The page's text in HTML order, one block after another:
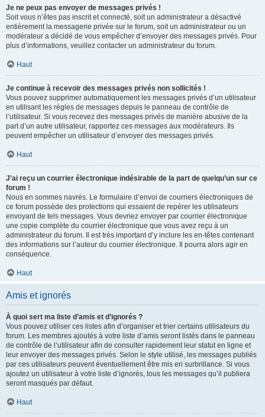
Je ne peux pas envoyer de messages privés !
Soit vous n’êtes pas inscrit et connecté, soit un administrateur a désactivé
entièrement la messagerie privée sur le forum, soit un administrateur ou un
modérateur a décidé de vous empêcher d’envoyer des messages privés. Pour
plus d’informations, veuillez contacter un administrateur du forum.
Haut
Je continue à recevoir des messages privés non sollicités !
Vous pouvez supprimer automatiquement les messages privés d’un utilisateur
en utilisant les règles de messages depuis le panneau de contrôle de
l’utilisateur. Si vous recevez des messages privés de manière abusive de la
part d’un autre utilisateur, rapportez ces messages aux modérateurs. Ils
peuvent empêcher un utilisateur d’envoyer des messages privés.
Haut
J’ai reçu un courrier électronique indésirable de la part de quelqu’un sur ce
forum !
Nous en sommes navrés. Le formulaire d’envoi de courriers électroniques de
ce forum possède des protections qui essaient de repérer les utilisateurs
envoyant de tels messages. Vous devriez envoyer par courrier électronique
une copie complète du courrier électronique que vous avez reçu à un
administrateur du forum. Il est très important d’y inclure les en-têtes contenant
des informations sur l’auteur du courrier électronique. Il pourra alors agir en
conséquence.
Haut
Amis et ignorés
À quoi sert ma liste d’amis et d’ignorés ?
Vous pouvez utiliser ces listes afin d’organiser et trier certains utilisateurs du
forum. Les membres ajoutés à votre liste d’amis seront listés dans le panneau
de contrôle de l’utilisateur afin de consulter rapidement leur statut en ligne et
leur envoyer des messages privés. Selon le style utilisé, les messages publiés
par ces utilisateurs peuvent éventuellement être mis en surbrillance. Si vous
ajoutez un utilisateur à votre liste d’ignorés, tous les messages qu’il publiera
seront masqués par défaut.
Haut